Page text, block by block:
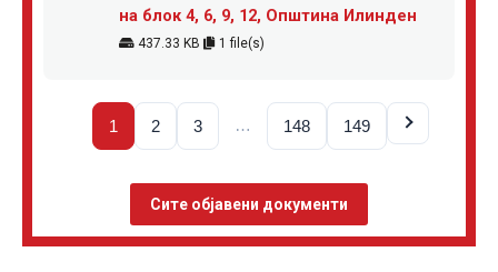
на блок 4, 6, 9, 12, Општина Илинден
437.33 KB 1 file(s)
1 2 3 … 148 149
Сите објавени документи